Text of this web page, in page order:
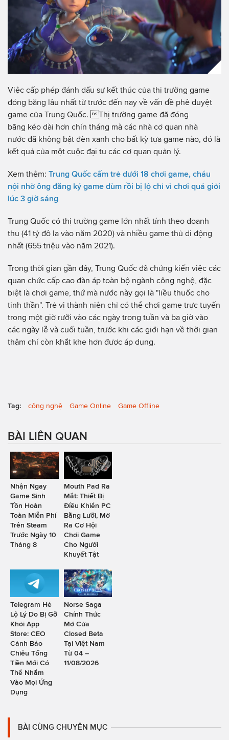
Việc cấp phép đánh dấu sự kết thúc của thị trường game
đóng băng lâu nhất từ ​​trước đến nay về vấn đề phê duyệt
game của Trung Quốc. Thị trường game đã đóng
băng kéo dài hơn chín tháng mà các nhà cơ quan nhà
nước đã không bật đèn xanh cho bất kỳ tựa game nào, đó là
kết quả của một cuộc đại tu các cơ quan quản lý.
Xem thêm: Trung Quốc cấm trẻ dưới 18 chơi game, cháu
nội nhờ ông đăng ký game dùm rồi bị lộ chỉ vì chơi quá giỏi
lúc 3 giờ sáng
Trung Quốc có thị trường game lớn nhất tính theo doanh
thu (41 tỷ đô la vào năm 2020) và nhiều game thủ di động
nhất (655 triệu vào năm 2021).
Trong thời gian gần đây, Trung Quốc đã chứng kiến ​​việc các
quan chức cấp cao đàn áp toàn bộ ngành công nghệ, đặc
biệt là chơi game, thứ mà nước này gọi là "liều thuốc cho
tinh thần". Trẻ vị thành niên chỉ có thể chơi game trực tuyến
trong một giờ rưỡi vào các ngày trong tuần và ba giờ vào
các ngày lễ và cuối tuần, trước khi các giới hạn về thời gian
thậm chí còn khắt khe hơn được áp dụng.
Tag: công nghệ Game Online Game Offline
BÀI LIÊN QUAN
Nhận Ngay
Game Sinh
Tồn Hoàn
Toàn Miễn Phí
Trên Steam
Trước Ngày 10
Tháng 8
Mouth Pad Ra
Mắt: Thiết Bị
Điều Khiển PC
Bằng Lưỡi, Mở
Ra Cơ Hội
Chơi Game
Cho Người
Khuyết Tật
Telegram Hé
Lộ Lý Do Bị Gỡ
Khỏi App
Store: CEO
Cảnh Báo
Chiêu Tống
Tiền Mới Có
Thể Nhắm
Vào Mọi Ứng
Dụng
Norse Saga
Chính Thức
Mở Cửa
Closed Beta
Tại Việt Nam
Từ 04 –
11/08/2026
BÀI CÙNG CHUYÊN MỤC